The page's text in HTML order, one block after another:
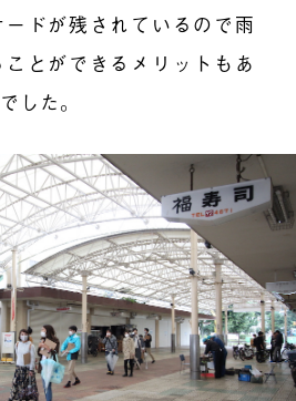
ドが残されているので雨
とができるメリットもあ
した。